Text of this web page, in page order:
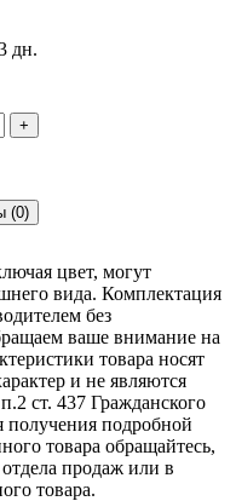
дн.
+
(0)
цвет, могут
вида. Комплектация
без
ваше внимание на
товара носят
и не являются
ст. 437 Гражданского
получения подробной
товара обращайтесь,
продаж или в
товара.